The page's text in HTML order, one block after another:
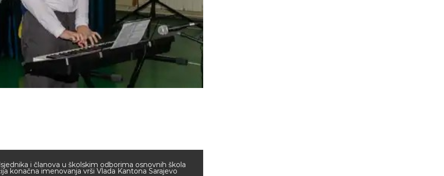
i članova u školskim odborima osnovnih škola
konačna imenovanja vrši Vlada Kantona Sarajevo